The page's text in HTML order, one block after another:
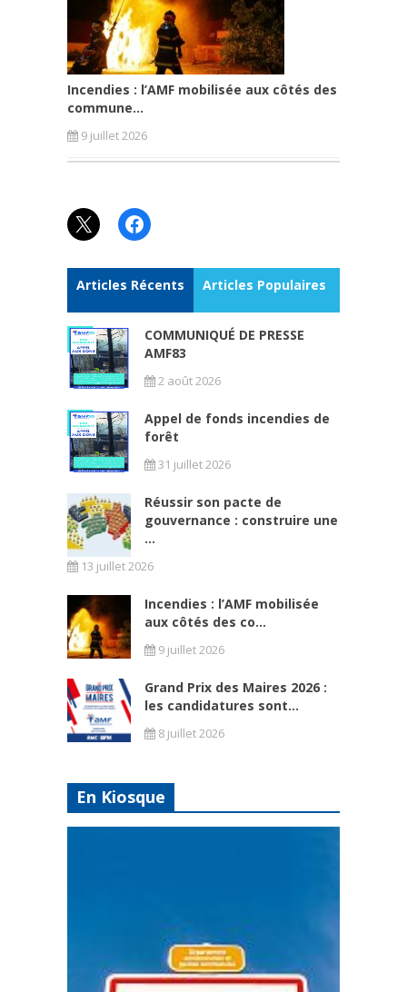
Incendies : l’AMF mobilisée aux côtés des
commune...
9 juillet 2026
X Facebook
Articles Récents Articles Populaires
COMMUNIQUÉ DE PRESSE
AMF83
2 août 2026
Appel de fonds incendies de
forêt
31 juillet 2026
Réussir son pacte de
gouvernance : construire une
...
13 juillet 2026
Incendies : l’AMF mobilisée
aux côtés des co...
9 juillet 2026
Grand Prix des Maires 2026 :
les candidatures sont...
8 juillet 2026
En Kiosque